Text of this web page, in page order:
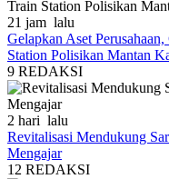
21 jam lalu
Gelapkan Aset
Station Polisikan Mantan
9 REDAKSI
2 hari lalu
Revitalisasi Mendukung
Mengajar
12 REDAKSI